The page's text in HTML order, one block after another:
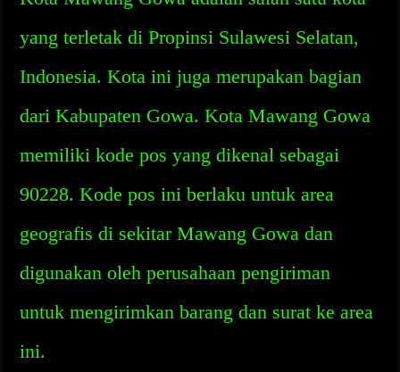
yang terletak di Propinsi Sulawesi Selatan,
Indonesia. Kota ini juga merupakan bagian
dari Kabupaten Gowa. Kota Mawang Gowa
memiliki kode pos yang dikenal sebagai
90228. Kode pos ini berlaku untuk area
geografis di sekitar Mawang Gowa dan
digunakan oleh perusahaan pengiriman
untuk mengirimkan barang dan surat ke area
ini.